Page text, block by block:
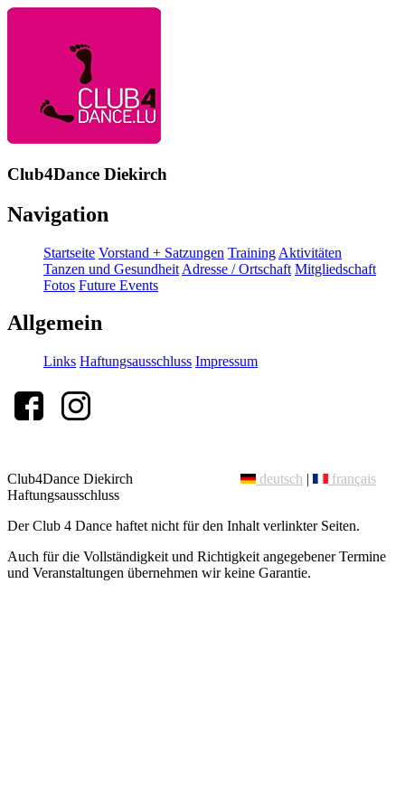
Club4Dance Diekirch
Navigation
Startseite Vorstand + Satzungen Training Aktivitäten
Tanzen und Gesundheit Adresse / Ortschaft Mitgliedschaft
Fotos Future Events
Allgemein
Links Haftungsausschluss Impressum
Club4Dance Diekirch deutsch |
français
Haftungsausschluss
Der Club 4 Dance haftet nicht für den Inhalt verlinkter Seiten.
Auch für die Vollständigkeit und Richtigkeit angegebener Termine
und Veranstaltungen übernehmen wir keine Garantie.